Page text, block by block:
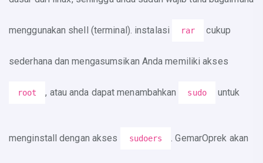
menggunakan shell (terminal). instalasi rar cukup
sederhana dan mengasumsikan Anda memiliki akses
root , atau anda dapat menambahkan sudo untuk
menginstall dengan akses sudoers . GemarOprek akan